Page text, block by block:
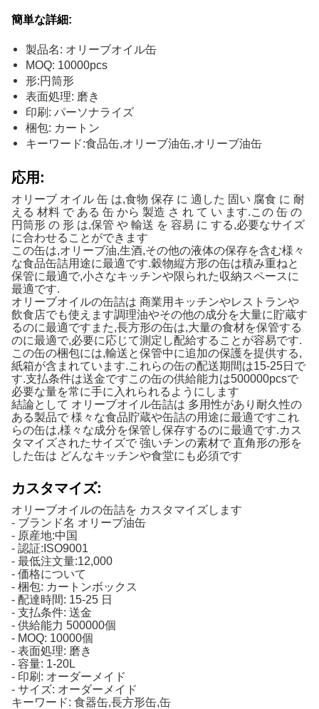
簡単な詳細:
製品名: オリーブオイル缶
MOQ: 10000pcs
形:円筒形
表面処理: 磨き
印刷: パーソナライズ
梱包: カートン
キーワード:食品缶,オリーブ油缶,オリーブ油缶
応用:
オリーブ オイル 缶 は,食物 保存 に 適した 固い 腐食 に 耐
える 材料 で ある 缶 から 製造 さ れ て い ます.この 缶 の
円筒形 の 形 は,保管 や 輸送 を 容易 に する,必要なサイズ
に合わせることができます
この缶は,オリーブ油,生酒,その他の液体の保存を含む様々
な食品缶詰用途に最適です.穀物縦方形の缶は積み重ねと
保管に最適で,小さなキッチンや限られた収納スペースに
最適です.
オリーブオイルの缶詰は 商業用キッチンやレストランや
飲食店でも使えます調理油やその他の成分を大量に貯蔵す
るのに最適ですまた,長方形の缶は,大量の食材を保管する
のに最適で,必要に応じて測定し配給することが容易です.
この缶の梱包には,輸送と保管中に追加の保護を提供する,
紙箱が含まれています.これらの缶の配送期間は15-25日で
す.支払条件は送金ですこの缶の供給能力は500000pcsで
必要な量を常に手に入れられるようにします
結論として オリーブオイル缶詰は 多用性があり耐久性の
ある製品で 様々な食品貯蔵や缶詰の用途に最適ですこれ
らの缶は,様々な成分を保管し保存するのに最適です.カス
タマイズされたサイズで 強いチンの素材で 直角形の形を
した缶は どんなキッチンや食堂にも必須です
カスタマイズ:
オリーブオイルの缶詰を カスタマイズします
- ブランド名 オリーブ油缶
- 原産地:中国
- 認証:ISO9001
- 最低注文量:12,000
- 価格について
- 梱包: カートンボックス
- 配達時間: 15-25 日
- 支払条件: 送金
- 供給能力 500000個
- MOQ: 10000個
- 表面処理: 磨き
- 容量: 1-20L
- 印刷: オーダーメイド
- サイズ: オーダーメイド
キーワード: 食器缶,長方形缶,缶